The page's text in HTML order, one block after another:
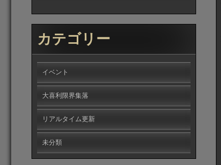
カテゴリー
イベント
大喜利限界集落
リアルタイム更新
未分類